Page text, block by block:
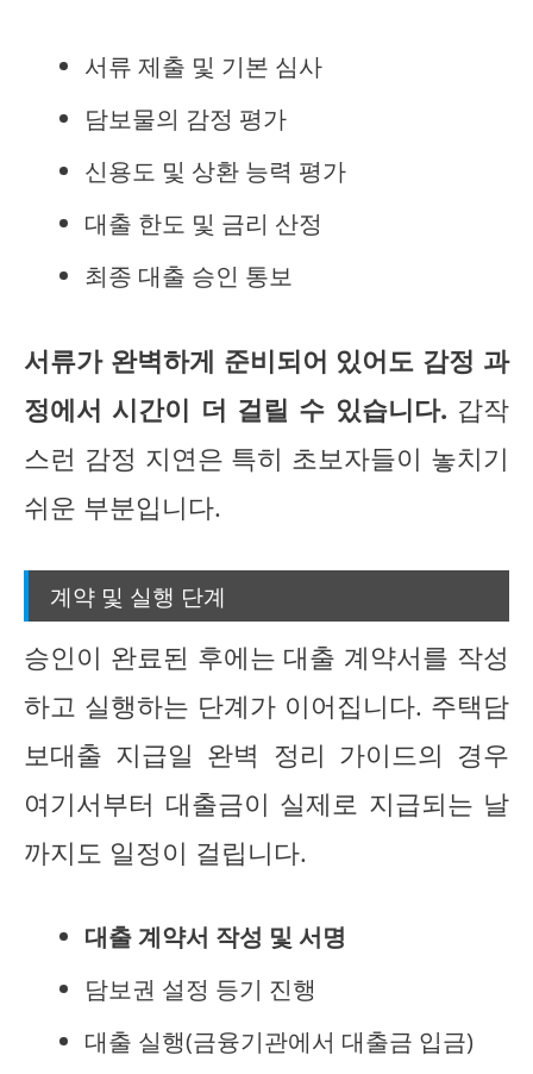
서류 제출 및 기본 심사
담보물의 감정 평가
신용도 및 상환 능력 평가
대출 한도 및 금리 산정
최종 대출 승인 통보
서류가 완벽하게 준비되어 있어도 감정 과
정에서 시간이 더 걸릴 수 있습니다. 갑작
스런 감정 지연은 특히 초보자들이 놓치기
쉬운 부분입니다.
계약 및 실행 단계
승인이 완료된 후에는 대출 계약서를 작성
하고 실행하는 단계가 이어집니다. 주택담
보대출 지급일 완벽 정리 가이드의 경우
여기서부터 대출금이 실제로 지급되는 날
까지도 일정이 걸립니다.
대출 계약서 작성 및 서명
담보권 설정 등기 진행
대출 실행(금융기관에서 대출금 입금)